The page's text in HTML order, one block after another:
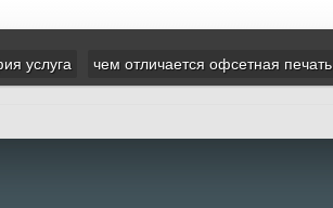
услуга чем отличается офсетная печать